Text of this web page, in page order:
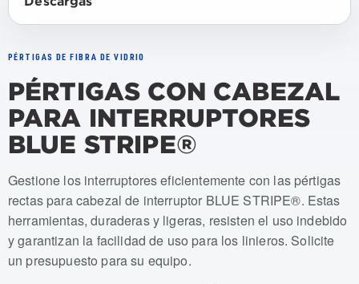
PÉRTIGAS DE FIBRA DE VIDRIO
PÉRTIGAS CON CABEZAL
PARA INTERRUPTORES
BLUE STRIPE®
Numeros de articulo: USSS-004-EC/SH, USSS-006-EC/
Gestione los interruptores eficientemente con las pértigas
rectas para cabezal de interruptor BLUE STRIPE®. Estas
herramientas, duraderas y ligeras, resisten el uso indebido
y garantizan la facilidad de uso para los linieros. Solicite
un presupuesto para su equipo.